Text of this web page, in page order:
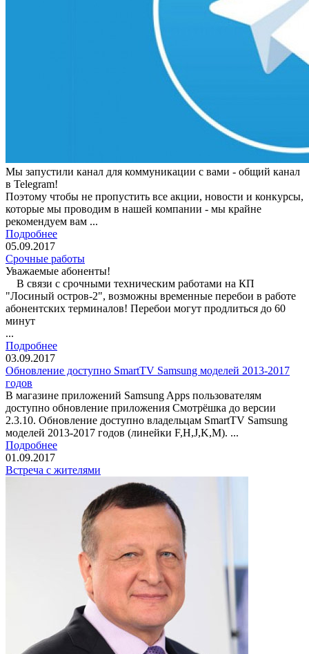
Мы запустили канал для коммуникации с вами - общий канал
в Telegram!
Поэтому чтобы не пропустить все акции, новости и конкурсы,
которые мы проводим в нашей компании - мы крайне
рекомендуем вам ...
Подробнее
05.09.2017
Срочные работы
Уважаемые абоненты!
В связи с срочными техническим работами на КП
"Лосиный остров-2", возможны временные перебои в работе
абонентских терминалов! Перебои могут продлиться до 60
минут
...
Подробнее
03.09.2017
Обновление доступно SmartTV Samsung моделей 2013-2017
годов
В магазине приложений Samsung Apps пользователям
доступно обновление приложения Смотрёшка до версии
2.3.10. Обновление доступно владельцам SmartTV Samsung
моделей 2013-2017 годов (линейки F,H,J,K,М). ...
Подробнее
01.09.2017
Встреча с жителями